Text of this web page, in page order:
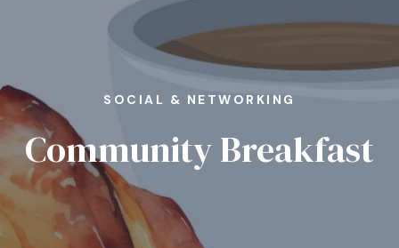
SOCIAL & NETWORKING
Community Breakfast